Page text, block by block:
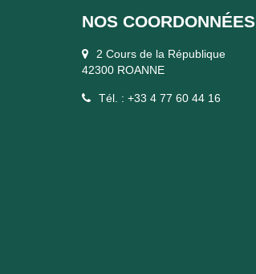
NOS COORDONNÉES
2 Cours de la République
42300 ROANNE
Tél. : +33 4 77 60 44 16